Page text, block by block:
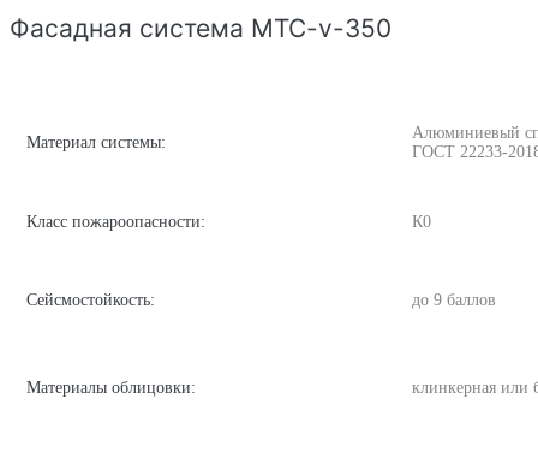
Фасадная система MTC-v-350
Материал системы:
Алюминиевый
ГОСТ 22233-
Класс пожароопасности: К0
Сейсмостойкость: до 9 баллов
Материалы облицовки: клинкерная или